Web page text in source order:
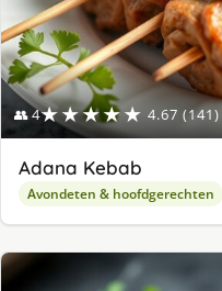
👥 4★★★★★ 4.67 (141)
Adana Kebab
Avondeten & hoofdgerechten